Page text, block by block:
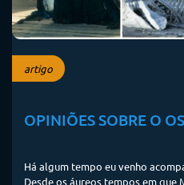
artigo
OPINIÕES SOBRE O
Há algum tempo eu venho
Desde os áureos tempos em que